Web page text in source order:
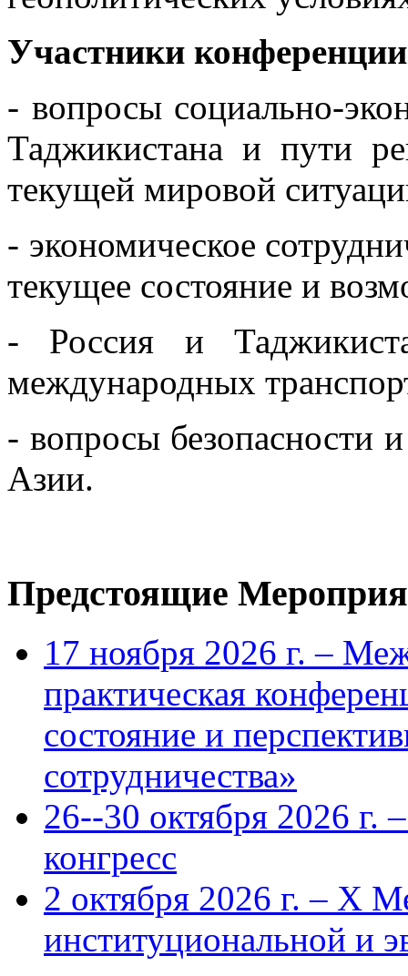
Участники
- вопросы социально-
Таджикистана и пути
текущей мировой
- экономическое
текущее состояние и
- Россия и
международных
- вопросы безопасности
Азии.
Предстоящие
17 ноября 2026 г. –
практическая
состояние и
сотрудничества»
26--30 октября 2026 г.
конгресс
2 октября 2026 г. – X
институциональной и